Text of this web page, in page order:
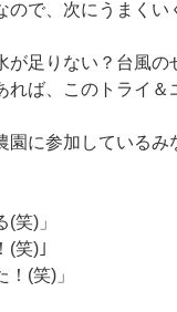
ので、次にうまくい
が足りない？台風の
れば、このトライ＆
園に参加しているみ
(笑)」
(笑)｣
！(笑)」